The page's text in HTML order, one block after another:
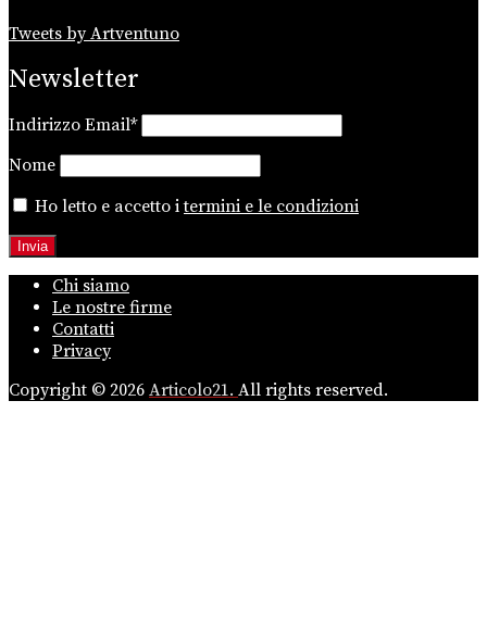
Tweets by Artventuno
Newsletter
Indirizzo Email*
Nome
Ho letto e accetto itermini e le condizioni
Chi siamo
Le nostre firme
Contatti
Privacy
Copyright © 2026 Articolo21. All rights reserved.